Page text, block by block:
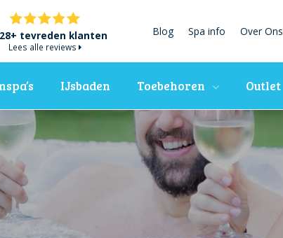
tevreden klanten
Lees alle reviews
Blog Spa info Over Ons
IJsbaden Toebehoren Outlet